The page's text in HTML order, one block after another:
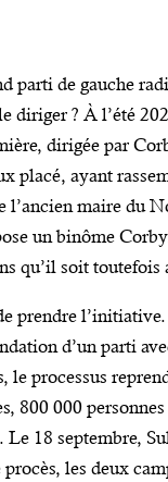
parti de gauche
diriger ? À l’été
dirigée par
placé, ayant
l’ancien maire du
un binôme
qu’il soit
prendre
d’un parti
le processus
800 000
18 septembre,
les deux